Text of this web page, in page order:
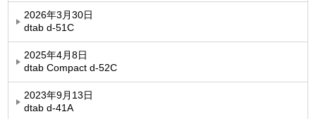
2026年3月30日
dtab d-51C
2025年4月8日
dtab Compact d-52C
2023年9月13日
dtab d-41A